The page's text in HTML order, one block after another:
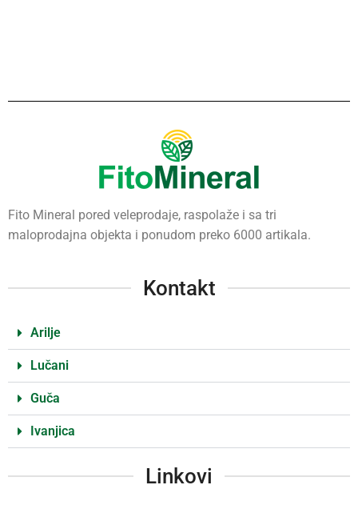
Fito Mineral pored veleprodaje, raspolaže i sa tri
maloprodajna objekta i ponudom preko 6000 artikala.
Kontakt
Arilje
Lučani
Guča
Ivanjica
Linkovi